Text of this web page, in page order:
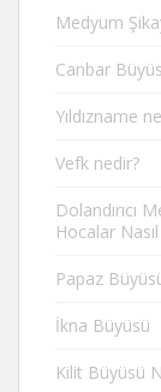
Medyum
Canbar
Yıldızname
Vefk nedir?
Dolandırıcı
Hocalar Nasıl
Papaz
İkna Büyüsü
Kilit Büyüsü